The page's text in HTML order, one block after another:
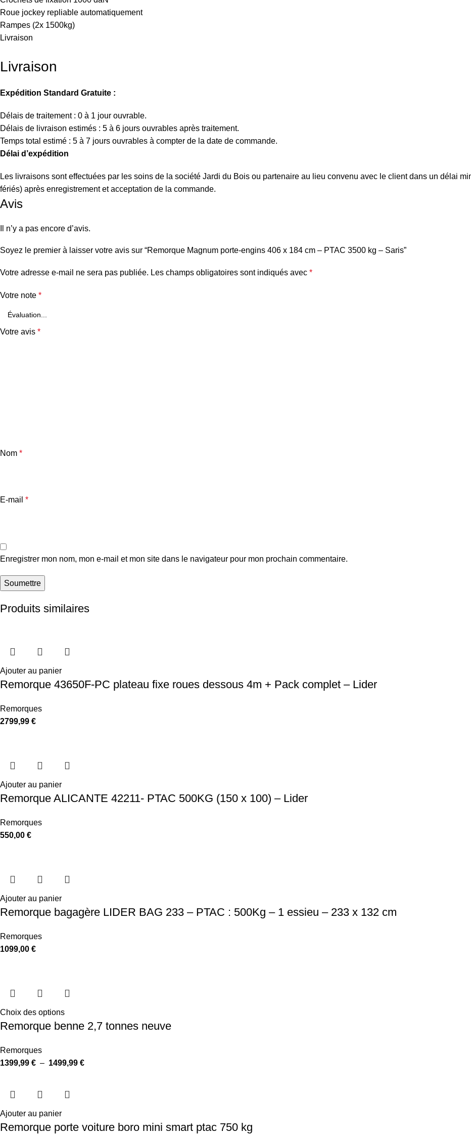
Roue jockey repliable automatiquement
Rampes (2x 1500kg)
Livraison
Livraison
Expédition Standard Gratuite :
Délais de traitement : 0 à 1 jour ouvrable.
Délais de livraison estimés : 5 à 6 jours ouvrables après traitement.
Temps total estimé : 5 à 7 jours ouvrables à compter de la date de commande.
Délai d’expédition
Les livraisons sont effectuées par les soins de la société Jardi du Bois ou partenaire au lieu convenu avec le client dans un délai
fériés) après enregistrement et acceptation de la commande.
Avis
Il n’y a pas encore d’avis.
Soyez le premier à laisser votre avis sur “Remorque Magnum porte-engins 406 x 184 cm – PTAC 3500 kg – Saris”
Votre adresse e-mail ne sera pas publiée. Les champs obligatoires sont indiqués avec *
Votre note *
Votre avis *
Nom *
E-mail *
Enregistrer mon nom, mon e-mail et mon site dans le navigateur pour mon prochain commentaire.
Produits similaires
Ajouter au panier
Remorque 43650F-PC plateau fixe roues dessous 4m + Pack complet – Lider
Remorques
2799,99 €
Ajouter au panier
Remorque ALICANTE 42211- PTAC 500KG (150 x 100) – Lider
Remorques
550,00 €
Ajouter au panier
Remorque bagagère LIDER BAG 233 – PTAC : 500Kg – 1 essieu – 233 x 132 cm
Remorques
1099,00 €
Choix des options
Remorque benne 2,7 tonnes neuve
Remorques
1399,99 € – 1499,99 €
Ajouter au panier
Remorque porte voiture boro mini smart ptac 750 kg